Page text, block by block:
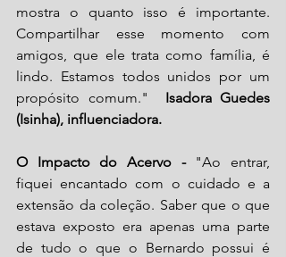
mostra o quanto isso é importante.
Compartilhar esse momento com
amigos, que ele trata como família, é
lindo. Estamos todos unidos por um
propósito comum." Isadora Guedes
(Isinha), influenciadora.
O Impacto do Acervo - "Ao entrar,
fiquei encantado com o cuidado e a
extensão da coleção. Saber que o que
estava exposto era apenas uma parte
de tudo o que o Bernardo possui é